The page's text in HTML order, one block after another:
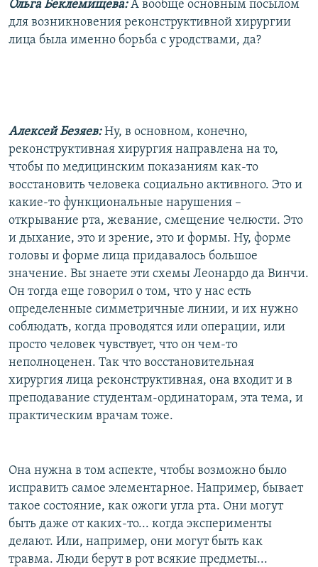
Ольга Беклемищева:А вообще основным посылом
для возникновения реконструктивной хирургии
лица была именно борьба с уродствами, да?
Алексей Безяев:Ну, в основном, конечно,
реконструктивная хирургия направлена на то,
чтобы по медицинским показаниям как-то
восстановить человека социально активного. Это и
какие-то функциональные нарушения –
открывание рта, жевание, смещение челюсти. Это
и дыхание, это и зрение, это и формы. Ну, форме
головы и форме лица придавалось большое
значение. Вы знаете эти схемы Леонардо да Винчи.
Он тогда еще говорил о том, что у нас есть
определенные симметричные линии, и их нужно
соблюдать, когда проводятся или операции, или
просто человек чувствует, что он чем-то
неполноценен. Так что восстановительная
хирургия лица реконструктивная, она входит и в
преподавание студентам-ординаторам, эта тема, и
практическим врачам тоже.
Она нужна в том аспекте, чтобы возможно было
исправить самое элементарное. Например, бывает
такое состояние, как ожоги угла рта. Они могут
быть даже от каких-то... когда эксперименты
делают. Или, например, они могут быть как
травма. Люди берут в рот всякие предметы...